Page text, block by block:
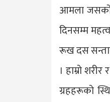
आमला जसको
दिनसम्म
रूख दस
। हाम्रो
ग्रहहरूको